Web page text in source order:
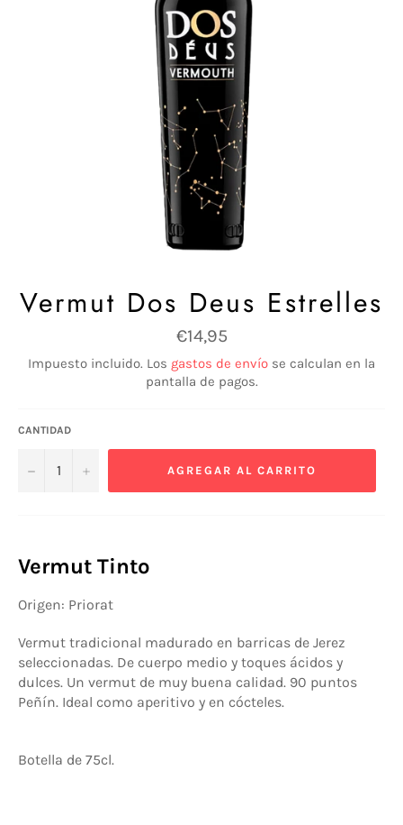
Vermut Dos Deus Estrelles
Precio
habitual
€14,95
Impuesto incluido. Los gastos de envío se calculan en la
pantalla de pagos.
CANTIDAD
− + AGREGAR AL CARRITO
Vermut Tinto
Origen: Priorat
Vermut tradicional madurado en barricas de Jerez
seleccionadas. De cuerpo medio y toques ácidos y
dulces. Un vermut de muy buena calidad. 90 puntos
Peñín. Ideal como aperitivo y en cócteles.
Botella de 75cl.